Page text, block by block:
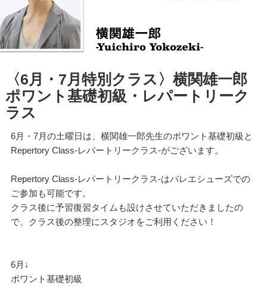
〈6月・7月特別クラス〉横関雄一郎
ポワント基礎初級・レパートリーク
ラス
6月・7月の土曜日は、横関雄一郎先生のポワント基礎初級と
Repertory Class-レパートリークラス-がございます。
Repertory Class-レパートリークラス-はバレエシューズでの
ご参加も可能です。
クラス後に予習復習タイムも設けさせていただきましたの
で、クラス後の整理にスタジオをご利用ください！
6月↓
ポワント基礎初級